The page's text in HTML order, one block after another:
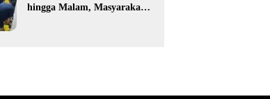
hingga Malam, Masyarakat